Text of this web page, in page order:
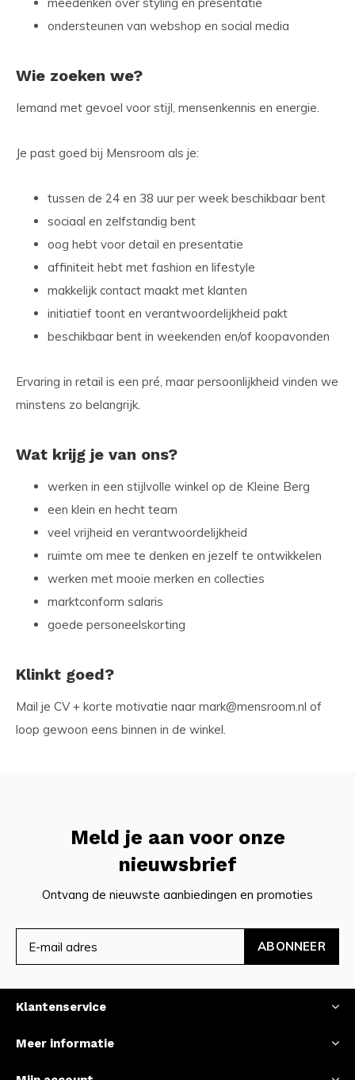
ondersteunen van webshop en social media
Wie zoeken we?
Iemand met gevoel voor stijl, mensenkennis en energie.
Je past goed bij Mensroom als je:
tussen de 24 en 38 uur per week beschikbaar bent
sociaal en zelfstandig bent
oog hebt voor detail en presentatie
affiniteit hebt met fashion en lifestyle
makkelijk contact maakt met klanten
initiatief toont en verantwoordelijkheid pakt
beschikbaar bent in weekenden en/of koopavonden
Ervaring in retail is een pré, maar persoonlijkheid vinden we
minstens zo belangrijk.
Wat krijg je van ons?
werken in een stijlvolle winkel op de Kleine Berg
een klein en hecht team
veel vrijheid en verantwoordelijkheid
ruimte om mee te denken en jezelf te ontwikkelen
werken met mooie merken en collecties
marktconform salaris
goede personeelskorting
Klinkt goed?
Mail je CV + korte motivatie naar mark@mensroom.nl of
loop gewoon eens binnen in de winkel.
Meld je aan voor onze
nieuwsbrief
Ontvang de nieuwste aanbiedingen en promoties
ABONNEER
Klantenservice
Meer informatie